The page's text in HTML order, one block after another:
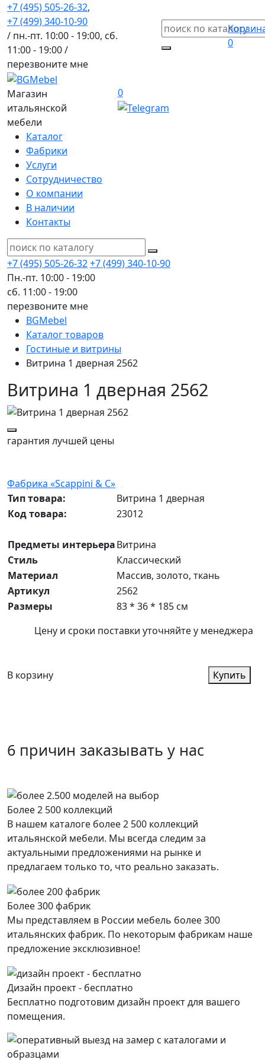
+7 (495) 505-26-32,
+7 (499) 340-10-90
/ пн.-пт. 10:00 - 19:00, сб.
11:00 - 19:00 /
перезвоните мне
0
Магазин
итальянской
мебели
0
Каталог
Фабрики
Услуги
Сотрудничество
О компании
В наличии
Контакты
+7 (495) 505-26-32+7 (499) 340-10-90
Пн.-пт. 10:00 - 19:00
сб. 11:00 - 19:00
перезвоните мне
BGMebel
Каталог товаров
Гостиные и витрины
Витрина 1 дверная 2562
Витрина 1 дверная 2562
гарантия лучшей цены
Фабрика «Scappini & C»
Тип товара:
Витрина 1 дверная
Код товара:
23012
Предметы интерьераВитрина
Стиль
Классический
Материал
Массив, золото, ткань
Артикул
2562
Размеры
83 * 36 * 185 см
Цену и сроки поставки уточняйте у менеджера
В корзину Купить
6 причин заказывать у нас
Более 2 500 коллекций
В нашем каталоге более 2 500 коллекций
итальянской мебели. Мы всегда следим за
актуальными предложениями на рынке и
предлагаем только то, что реально заказать.
Более 300 фабрик
Мы представляем в России мебель более 300
итальянских фабрик. По некоторым фабрикам наше
предложение эксклюзивное!
Дизайн проект - бесплатно
Бесплатно подготовим дизайн проект для вашего
помещения.